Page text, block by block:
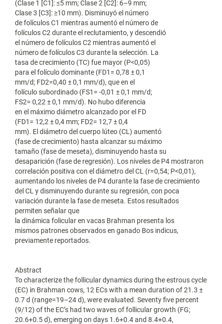
(Clase 1 [C1]: ≤5 mm; Clase 2 [C2]: 6–9 mm;
Clase 3 [C3]: ≥10 mm). Disminuyó el número
de folículos C1 mientras aumentó el número de
folículos C2 durante el reclutamiento, y descendió
el número de folículos C2 mientras aumentó el
número de folículos C3 durante la selección. La
tasa de crecimiento (TC) fue mayor (P<0,05)
para el folículo dominante (FD1= 0,78 ± 0,1
mm/d; FD2=0,40 ± 0,1 mm/d), que en el
folículo subordinado (FS1= -0,01 ± 0,1 mm/d;
FS2= 0,22 ± 0,1 mm/d). No hubo diferencia
en el máximo diámetro alcanzado por el FD
(FD1= 12,2 ± 0,4 mm; FD2= 12,7 ± 0,4
mm). El diámetro del cuerpo lúteo (CL) aumentó
(fase de crecimiento) hasta alcanzar su máximo
tamaño (fase de meseta), disminuyendo hasta su
desaparición (fase de regresión). Los niveles de P4 mostraron
correlación positiva con el diámetro del CL (r=0,54; P<0,01),
aumentando los niveles de P4 durante la fase de crecimiento
del CL y disminuyendo durante su regresión, con poca
variación durante la fase de meseta. Estos resultados
permiten señalar que
la dinámica folicular en vacas Brahman presenta los
mismos patrones observados en ganado Bos indicus,
previamente reportados.
Abstract
To characterize the follicular dynamics during the estrous cycle
(EC) in Brahman cows, 12 ECs with a mean duration of 21.3 ±
0.7 d (range=19–24 d), were evaluated. Seventy five percent
(9/12) of the EC’s had two waves of follicular growth (FG;
20.6+0.5 d), emerging on days 1.6+0.4 and 8.4+0.4,